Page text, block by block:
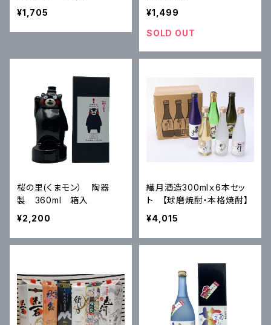
¥1,705
¥1,499
SOLD OUT
桜の里(くまモン） 陶器
製 360ml 箱入
¥2,200
繊月酒造300mlｘ6本セッ
ト 【球磨焼酎・本格焼酎】
¥4,015